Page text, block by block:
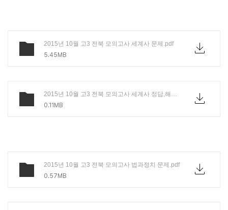
2015년 10월 고3 전북 모의고사 세계사 문제.pdf
5.45MB
2015년 10월 고3 전북 모의고사 세계사 정답,해설.PDF
0.11MB
2015년 10월 고3 전북 모의고사 법과정치 문제.pdf
0.57MB